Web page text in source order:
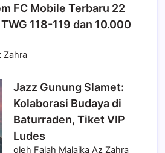
FC Mobile Terbaru 22
118-119 dan 10.000
Zahra
Jazz Gunung Slamet:
Kolaborasi Budaya di
Baturraden, Tiket VIP
Ludes
oleh Falah Malaika Az Zahra